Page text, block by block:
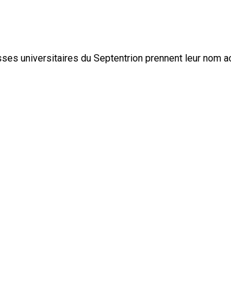
universitaires du Septentrion prennent leur nom